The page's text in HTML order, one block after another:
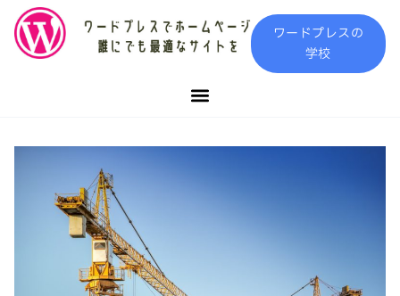
ワードプレスの
学校